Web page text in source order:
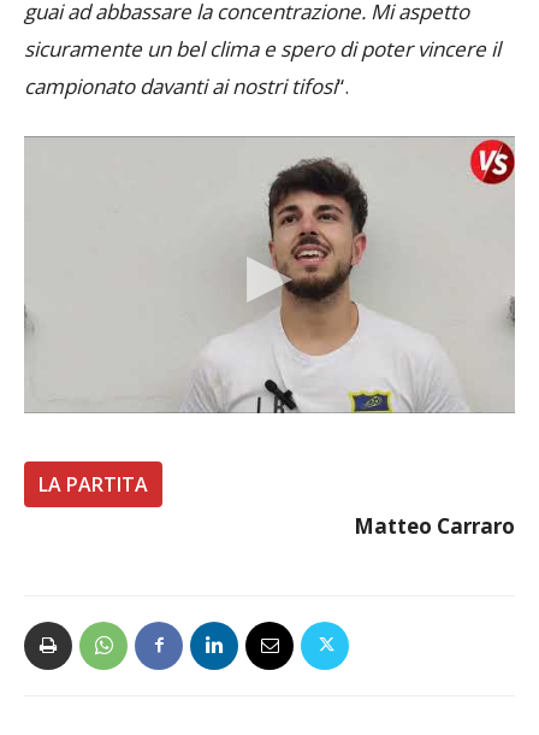
sicuramente un bel clima e spero di poter vincere il
campionato davanti ai nostri tifosi “.
LA PARTITA